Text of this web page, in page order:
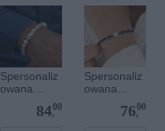
Spersonaliz
owana
bransoletka
84,
00
Spersonaliz
owana
bransoletka
sznurkowa -
76,
00